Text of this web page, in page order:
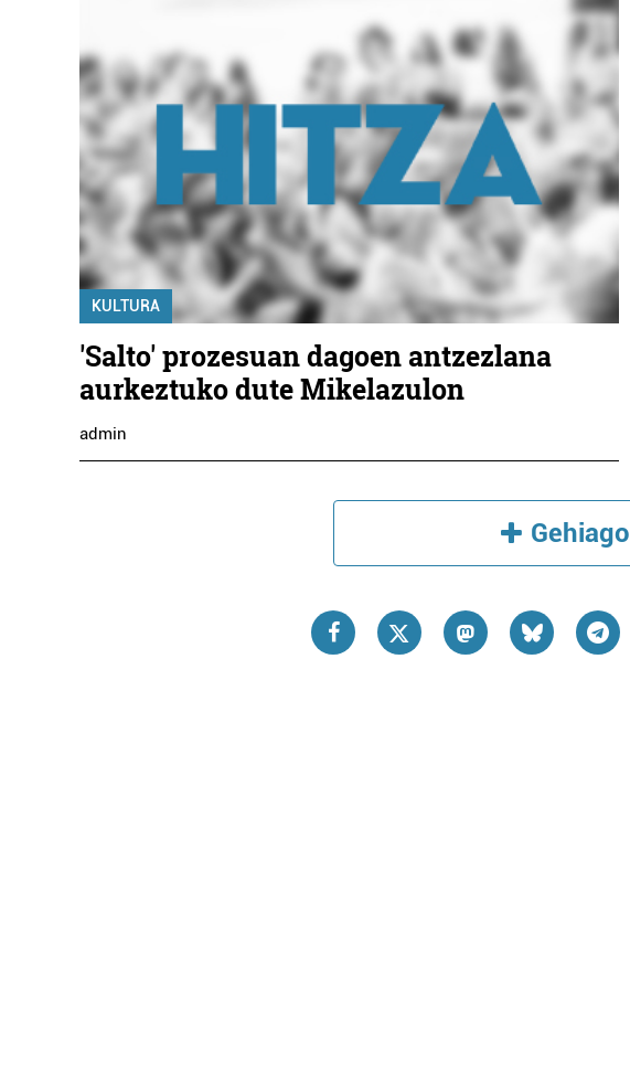
KULTURA
'Salto' prozesuan dagoen antzezlana
aurkeztuko dute Mikelazulon
admin
Gehiago